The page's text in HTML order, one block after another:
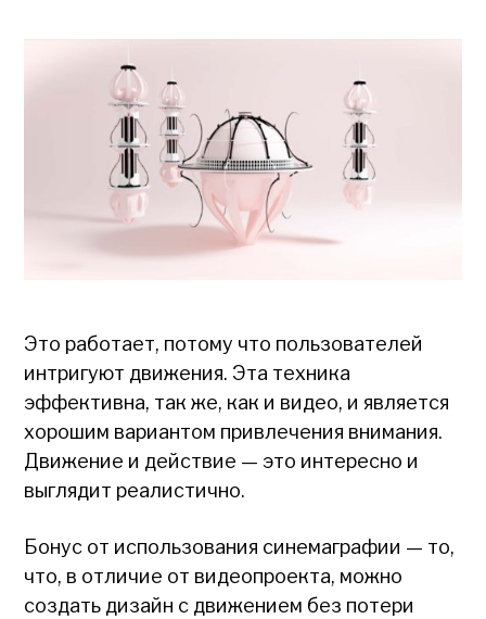
Это работает, потому что пользователей
интригуют движения. Эта техника
эффективна, так же, как и видео, и является
хорошим вариантом привлечения внимания.
Движение и действие — это интересно и
выглядит реалистично.
Бонус от использования синемаграфии — то,
что, в отличие от видеопроекта, можно
создать дизайн с движением без потери